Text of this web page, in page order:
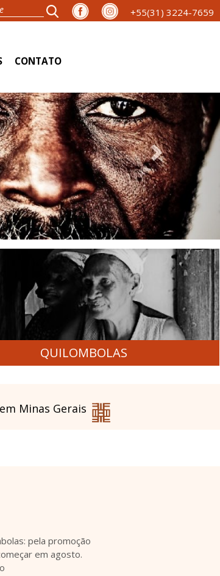
+55(31) 3224-7659
CONTATO
QUILOMBOLAS
Minas Gerais
pela promoção
em agosto.